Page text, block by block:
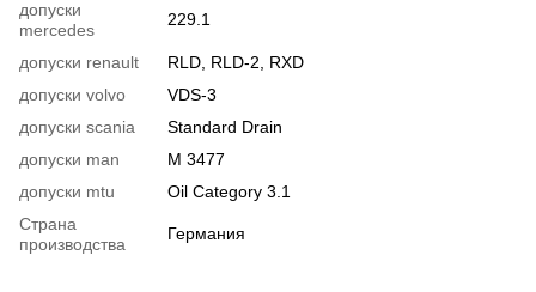
допуски
mercedes
229.1
допуски renault
RLD, RLD-2, RXD
допуски volvo
VDS-3
допуски scania
Standard Drain
допуски man
M 3477
допуски mtu
Oil Category 3.1
Страна
производства
Германия